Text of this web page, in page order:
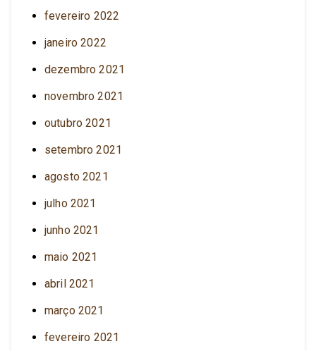
fevereiro 2022
janeiro 2022
dezembro 2021
novembro 2021
outubro 2021
setembro 2021
agosto 2021
julho 2021
junho 2021
maio 2021
abril 2021
março 2021
fevereiro 2021